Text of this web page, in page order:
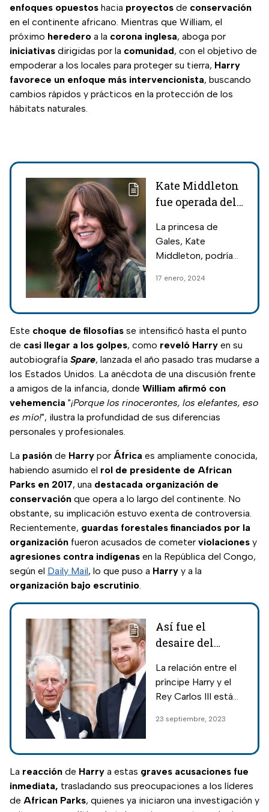
enfoques opuestos hacia proyectos de conservación
en el continente africano. Mientras que William, el
próximo heredero a la corona inglesa, aboga por
iniciativas dirigidas por la comunidad, con el objetivo de
empoderar a los locales para proteger su tierra, Harry
favorece un enfoque más intervencionista, buscando
cambios rápidos y prácticos en la protección de los
hábitats naturales.
Kate Middleton
fue operada del
un tema
canceroso
La princesa de
Gales, Kate
Middleton, podría
internada en una
por más de 10 días.
17 enero, 2024
Este choque de filosofías se intensificó hasta el punto
de casi llegar a los golpes, como reveló Harry en su
autobiografía Spare, lanzada el año pasado tras mudarse a
los Estados Unidos. La anécdota de una discusión frente
a amigos de la infancia, donde William afirmó con
vehemencia "¡Porque los rinocerontes, los elefantes, eso
es mío!", ilustra la profundidad de sus diferencias
personales y profesionales.
La pasión de Harry por África es ampliamente conocida,
habiendo asumido el rol de presidente de African
Parks en 2017, una destacada organización de
conservación que opera a lo largo del continente. No
obstante, su implicación estuvo exenta de controversia.
Recientemente, guardas forestales financiados por la
organización fueron acusados de cometer violaciones y
agresiones contra indígenas en la República del Congo,
según el Daily Mail, lo que puso a Harry y a la
organización bajo escrutinio.
Así fue el
desaire del
al rey Carlos III
en aniversario
Isabel II
La relación entre el
príncipe Harry y el
Rey Carlos III está
pues lo evitó en el
muerte de Isabel II,
ya que no ha
olvidado los
desaires que sufrió
23 septiembre, 2023
La reacción de Harry a estas graves acusaciones fue
inmediata, trasladando sus preocupaciones a los líderes
de African Parks, quienes ya iniciaron una investigación y